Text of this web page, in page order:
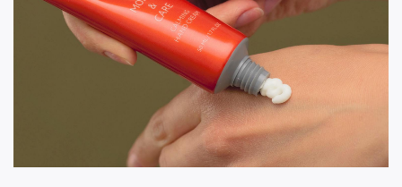
входят в состав всехкремов для рук OK Beauty
Мягкий пилинг или скраб.Зимой рекомендуется
регулярно отшелушивать кожу рук, чтобы
избежать накопления отмерших клеток
(шелушинок) на ее поверхности.